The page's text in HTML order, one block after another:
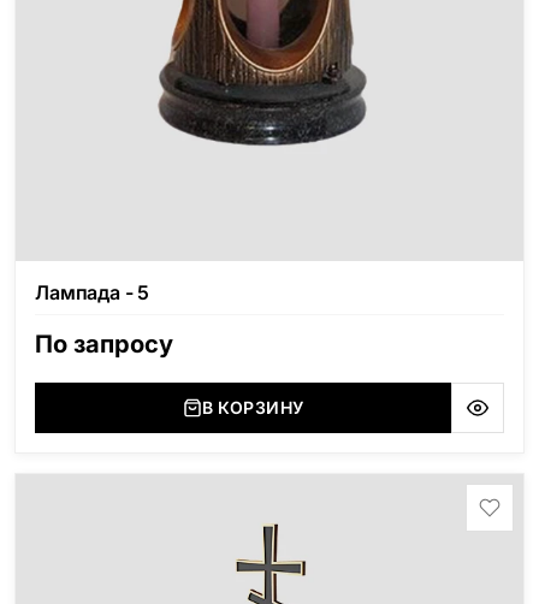
Лампада - 5
По запросу
В КОРЗИНУ